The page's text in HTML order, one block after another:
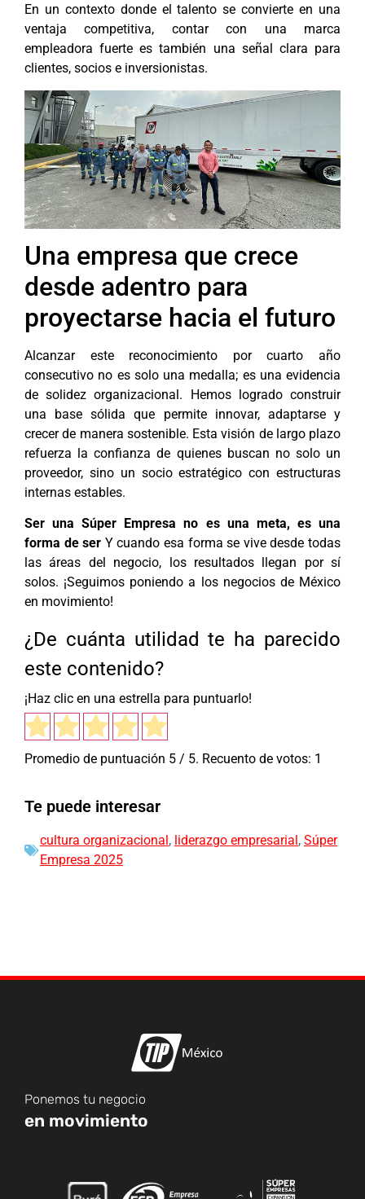
En un contexto donde el talento se convierte en una
ventaja competitiva, contar con una marca
empleadora fuerte es también una señal clara para
clientes, socios e inversionistas.
Una empresa que crece
desde adentro para
proyectarse hacia el futuro
Alcanzar este reconocimiento por cuarto año
consecutivo no es solo una medalla; es una evidencia
de solidez organizacional. Hemos logrado construir
una base sólida que permite innovar, adaptarse y
crecer de manera sostenible. Esta visión de largo plazo
refuerza la confianza de quienes buscan no solo un
proveedor, sino un socio estratégico con estructuras
internas estables.
Ser una Súper Empresa no es una meta, es una
forma de ser Y cuando esa forma se vive desde todas
las áreas del negocio, los resultados llegan por sí
solos. ¡Seguimos poniendo a los negocios de México
en movimiento!
¿De cuánta utilidad te ha parecido
este contenido?
¡Haz clic en una estrella para puntuarlo!
Promedio de puntuación 5 / 5. Recuento de votos: 1
Te puede interesar
cultura organizacional, liderazgo empresarial, Súper
Empresa 2025
Ponemos tu negocio
en movimiento